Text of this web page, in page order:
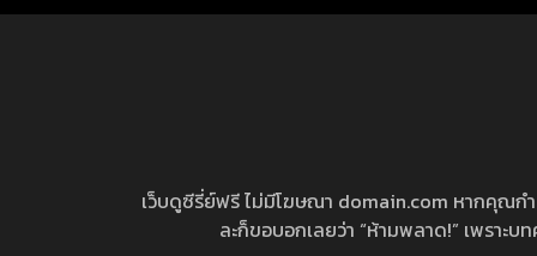
เว็บดูซีรี่ย์ฟรี ไม่มีโฆษณา domain.com หากคุณก
ละก็ขอบอกเลยว่า “ห้ามพลาด!” เพราะ